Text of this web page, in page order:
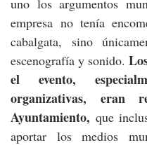
empresa no tenía
cabalgata, sino
escenografía y sonido.
el evento,
organizativas, eran
Ayuntamiento, que
aportar los medios